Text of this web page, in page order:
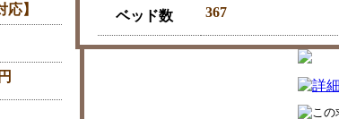
】
ベッド数 367